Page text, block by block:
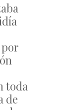
toda
de